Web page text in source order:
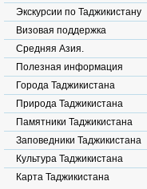
Экскурсии по Таджикистану
Визовая поддержка
Средняя Азия.
Полезная информация
Города Таджикистана
Природа Таджикистана
Памятники Таджикистана
Заповедники Таджикистана
Культура Таджикистана
Карта Таджикистана